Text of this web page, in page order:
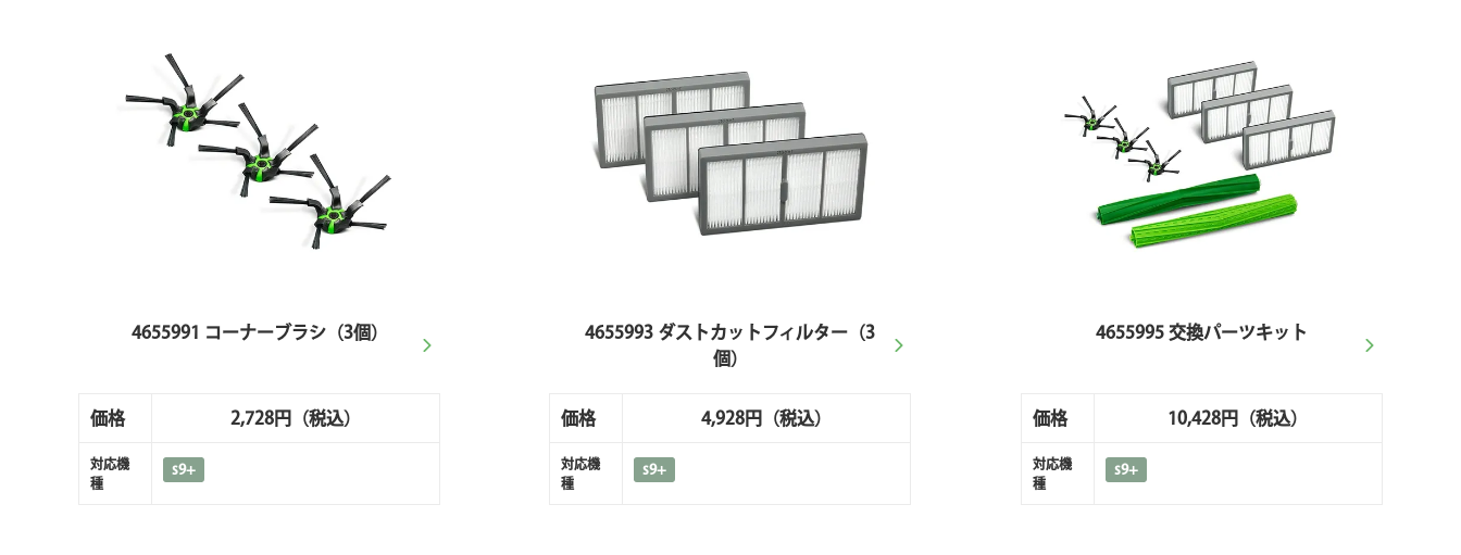
4655991 コーナーブラシ（3個）
価格 2,728円 （税込）
対応機
種
s9+
4655993 ダストカットフィルター（3
個）
価格 4,928円 （税込）
対応機
種
s9+
4655995 交換パーツキット
価格 10,428円 （税込）
対応機
種
s9+